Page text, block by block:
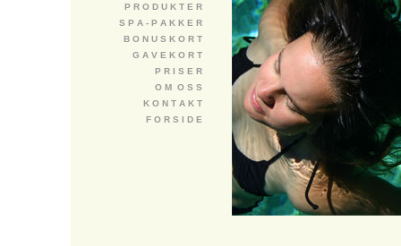
P R O D U K T E R
S P A - P A K K E R
B O N U S K O R T
G A V E K O R T
P R I S E R
O M O S S
K O N T A K T
F O R S I D E